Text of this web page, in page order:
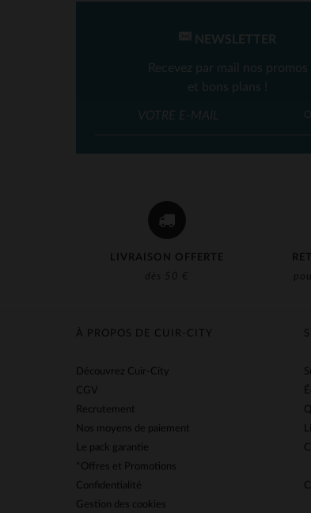
LIVRAISON OFFERTE
dès 50 €
NEWSLETTER
Recevez par mail nos promos
et bons plans !
À PROPOS DE CUIR-CITY
Découvrez Cuir-City
CGV
Recrutement
Nos moyens de paiement
Le pack garantie
*Offres et Promotions
Confidentialité
Gestion des cookies